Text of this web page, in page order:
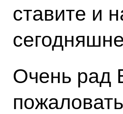
ставите и
Очень рад